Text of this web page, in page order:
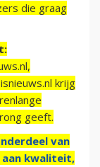
die graag
krijg
geeft.
van
aan kwaliteit,